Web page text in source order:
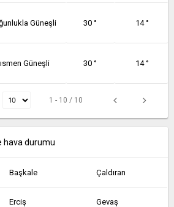
Güneşli 30 ° 14 °
Güneşli 30 ° 14 °
1 - 10 / 10
hava durumu
Başkale Çaldıran
Erciş Gevaş